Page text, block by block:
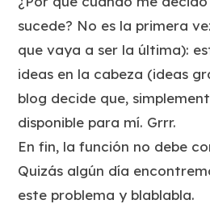
sucede? No es la primera
que vaya a ser la última):
ideas en la cabeza (ideas
blog decide que,
disponible para mí. Grrr.
En fin, la función no debe
Quizás algún día
este problema y blablabla.